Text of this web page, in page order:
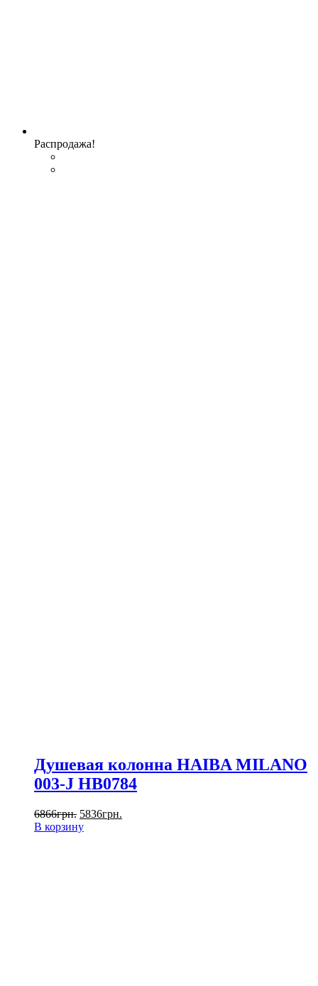
Распродажа!
Душевая колонна HAIBA MILANO
003-J HB0784
6866грн. 5836грн.
В корзину